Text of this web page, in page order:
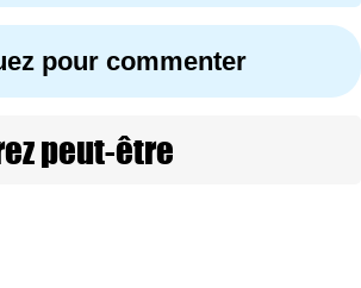
pour commenter
peut-être